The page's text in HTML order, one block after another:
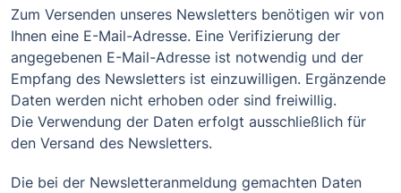
Zum Versenden unseres Newsletters benötigen wir von
Ihnen eine E-Mail-Adresse. Eine Verifizierung der
angegebenen E-Mail-Adresse ist notwendig und der
Empfang des Newsletters ist einzuwilligen. Ergänzende
Daten werden nicht erhoben oder sind freiwillig.
Die Verwendung der Daten erfolgt ausschließlich für
den Versand des Newsletters.
Die bei der Newsletteranmeldung gemachten Daten